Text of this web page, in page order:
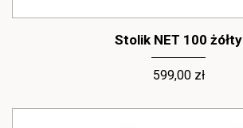
Stolik NET 100 żółty
599,00 zł